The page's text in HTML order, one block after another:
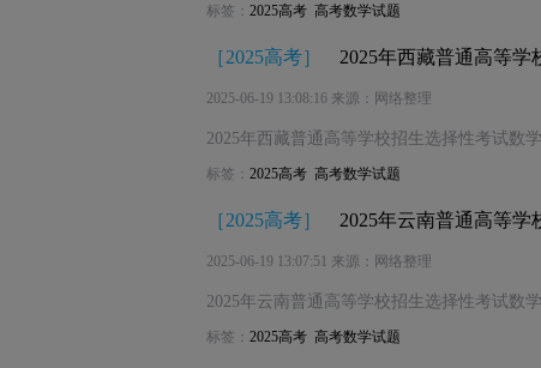
标签： 2025高考 高考数学试题
［2025高考］ 2025年西藏普通高等
2025-06-19 13:08:16 来源：网络整理
2025年西藏普通高等学校招生选择性考试数
标签： 2025高考 高考数学试题
［2025高考］ 2025年云南普通高等
2025-06-19 13:07:51 来源：网络整理
2025年云南普通高等学校招生选择性考试数
标签： 2025高考 高考数学试题